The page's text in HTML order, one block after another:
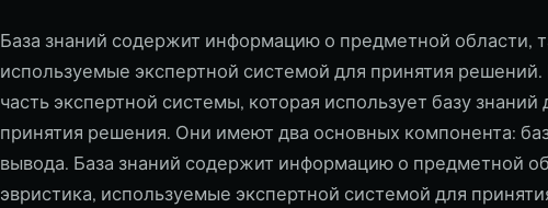
База знаний содержит информацию о предметной области,
используемые экспертной системой для принятия
часть экспертной системы, которая использует базу
принятия решения. Они имеют два основных компонента:
вывода. База знаний содержит информацию о предметной
эвристика, используемые экспертной системой для